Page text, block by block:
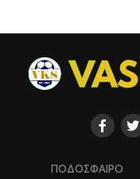
ΠΟΔΟΣΦΑΙΡΟ